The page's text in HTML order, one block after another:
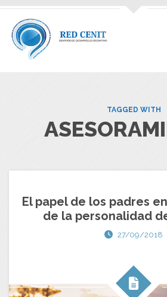
TAGGED WITH
El papel de los padres
de la personalidad
27/09/2018